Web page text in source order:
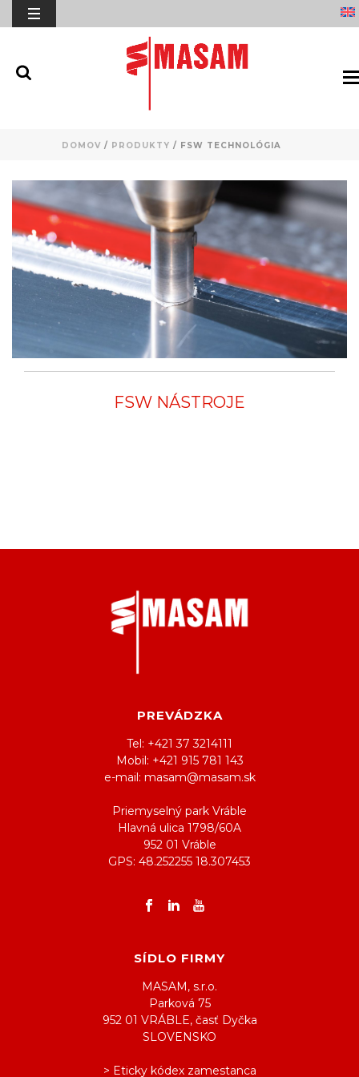
DOMOV / PRODUKTY / FSW TECHNOLÓGIA
FSW NÁSTROJE
PREVÁDZKA
Tel: +421 37 3214111
Mobil: +421 915 781 143
e-mail: masam@masam.sk
Priemyselný park Vráble
Hlavná ulica 1798/60A
952 01 Vráble
GPS: 48.252255 18.307453
SÍDLO FIRMY
MASAM, s.r.o.
Parková 75
952 01 VRÁBLE, časť Dyčka
SLOVENSKO
> Eticky kódex zamestanca